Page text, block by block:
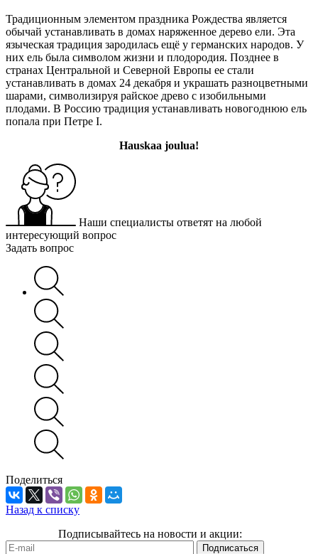
Традиционным элементом праздника Рождества является
обычай устанавливать в домах наряженное дерево ели. Эта
языческая традиция зародилась ещё у германских народов. У
них ель была символом жизни и плодородия. Позднее в
странах Центральной и Северной Европы ее стали
устанавливать в домах 24 декабря и украшать разноцветными
шарами, символизируя райское древо с изобильными
плодами. В Россию традиция устанавливать новогоднюю ель
попала при Петре I.
Hauskaa joulua!
Наши специалисты ответят на любой
интересующий вопрос
Задать вопрос
Поделиться
Назад к списку
Подписывайтесь на новости и акции: